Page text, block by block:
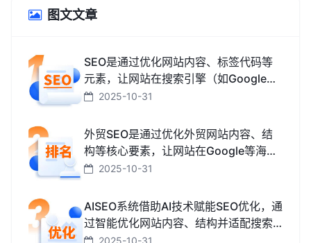
图文文章
SEO是通过优化网站内容、标签代码等
元素，让网站在搜索引擎（如Google、
百度、搜狗、必应）中排名更靠前，从
2025-10-31
外贸SEO是通过优化外贸网站内容、结
构等核心要素，让网站在Google等海外
搜索引擎中排名靠前，获取海外精准流
2025-10-31
AISEO系统借助AI技术赋能SEO优化，通
过智能优化网站内容、结构并适配搜索
引擎规则，助力网站快速提升排名，从
2025-10-31